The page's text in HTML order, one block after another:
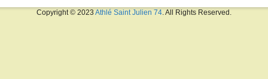
Copyright © 2023 Athlé Saint Julien 74 . All Rights Reserved.